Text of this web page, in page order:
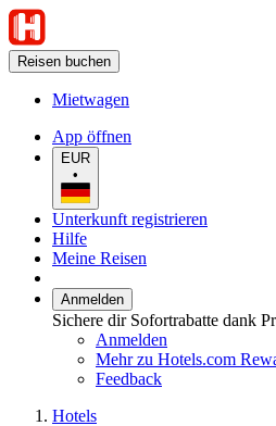
Reisen buchen
Mietwagen
App öffnen
EUR
•
Unterkunft registrieren
Hilfe
Meine Reisen
Anmelden
Sichere dir Sofortrabatte dank
Anmelden
Mehr zu Hotels.com
Feedback
Hotels